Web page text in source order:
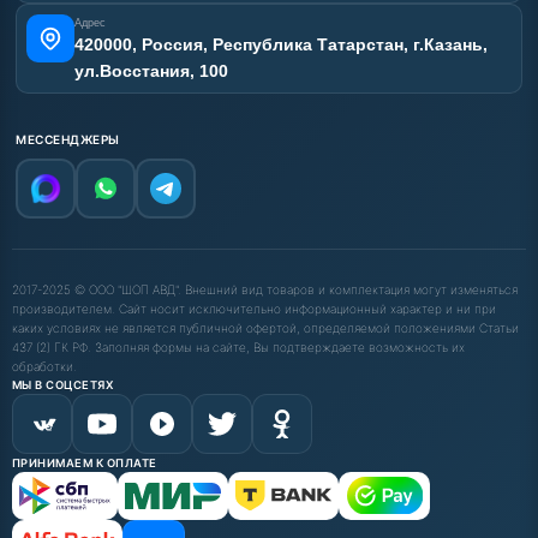
Адрес
420000, Россия, Республика Татарстан, г.Казань,
ул.Восстания, 100
МЕССЕНДЖЕРЫ
2017-2025 © ООО "ШОП АВД". Внешний вид товаров и комплектация могут изменяться
производителем. Сайт носит исключительно информационный характер и ни при
каких условиях не является публичной офертой, определяемой положениями Статьи
437 (2) ГК РФ. Заполняя формы на сайте, Вы подтверждаете возможность их
обработки.
МЫ В СОЦСЕТЯХ
ПРИНИМАЕМ К ОПЛАТЕ